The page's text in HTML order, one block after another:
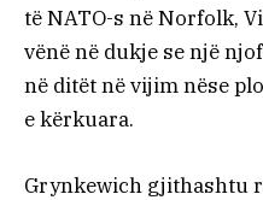
të NATO-s në Norfolk,
vënë në dukje se një
në ditët në vijim nëse
e kërkuara.
Grynkewich gjithashtu